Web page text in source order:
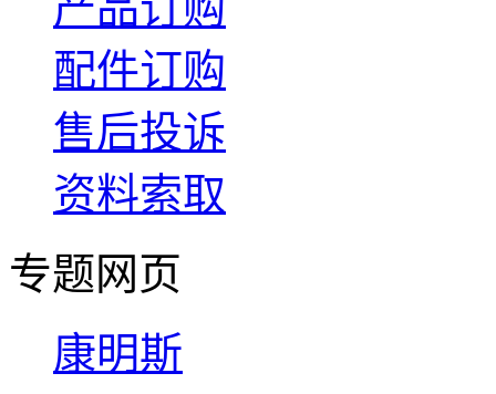
配件订购
售后投诉
资料索取
专题网页
康明斯